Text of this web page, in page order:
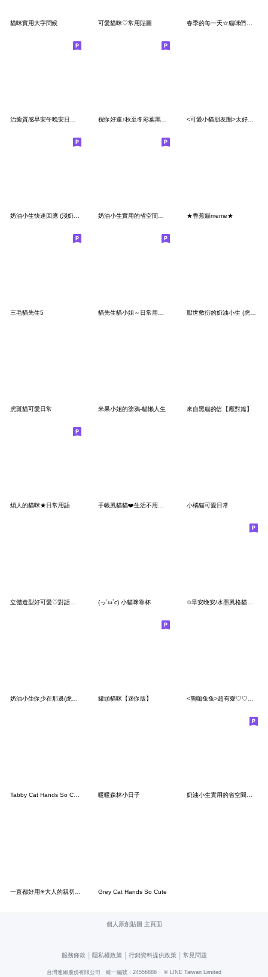
貓咪實用大字問候 可愛貓咪♡常用貼圖
<可愛小貓朋友圈>太好了♡♡♡～
奶油小生快速回應 (淺奶油虎斑貓) 奶油小生實用的省空間貼圖(虎斑貓) ★香蕉貓meme★
三毛貓先生5 厭世敷衍的奶油小生 (虎斑貓)
虎斑貓可愛日常 米果小姐的塗鴉-貓懶人生 來自黑貓的信【應對篇】
煩人的貓咪★日常用語 手帳風貓貓❤️生活不用太努力 小橘貓可愛日常
(っ´ω`c) 小貓咪靠杯 ✩早安晚安/水墨風格貓貓問候大貼圖✩
罐頭貓咪【迷你版】
Tabby Cat Hands So Cute 暖暖森林小日子 奶油小生實用的省空間貼圖(橘貓)
Grey Cat Hands So Cute
個人原創貼圖 主頁面
服務條款 | 隱私權政策 | 行銷資料提供政策 | 常見問題
台灣連線股份有限公司 統一編號：24556886 © LINE Taiwan Limited